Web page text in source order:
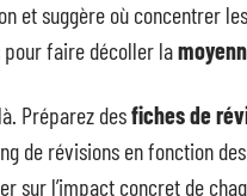
et suggère où concentrer
faire décoller la
Préparez desfiches de
de révisions en fonction
sur l’impact concret de